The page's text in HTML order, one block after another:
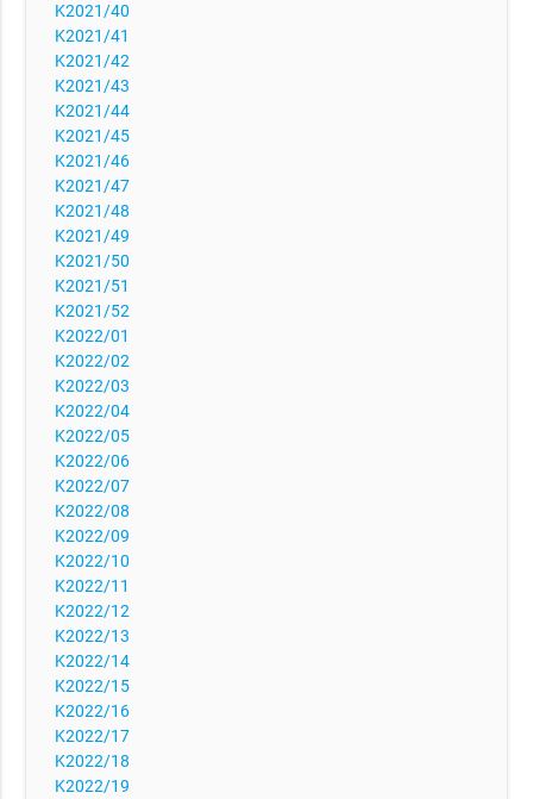
K2021/40
K2021/41
K2021/42
K2021/43
K2021/44
K2021/45
K2021/46
K2021/47
K2021/48
K2021/49
K2021/50
K2021/51
K2021/52
K2022/01
K2022/02
K2022/03
K2022/04
K2022/05
K2022/06
K2022/07
K2022/08
K2022/09
K2022/10
K2022/11
K2022/12
K2022/13
K2022/14
K2022/15
K2022/16
K2022/17
K2022/18
K2022/19